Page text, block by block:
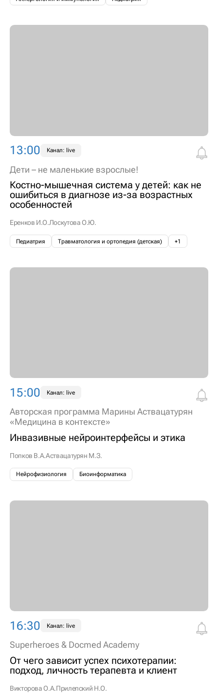
13:00 Канал: live
Дети – не маленькие взрослые!
Костно-мышечная система у детей: как не
ошибиться в диагнозе из-за возрастных
особенностей
Еренков И.О.Лоскутова О.Ю.
Педиатрия Травматология и ортопедия (детская) +1
15:00 Канал: live
Авторская программа Марины Аствацатурян
«Медицина в контексте»
Инвазивные нейроинтерфейсы и этика
Попков В.А.Аствацатурян М.З.
Нейрофизиология Биоинформатика
16:30 Канал: live
Superheroes & Docmed Academy
От чего зависит успех психотерапии:
подход, личность терапевта и клиент
Викторова О.А.Прилепский Н.О.